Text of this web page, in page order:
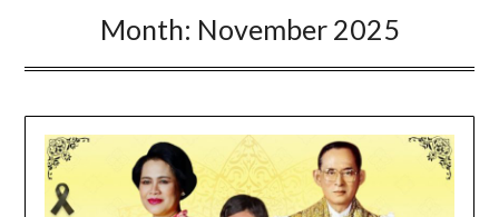
Month: November 2025